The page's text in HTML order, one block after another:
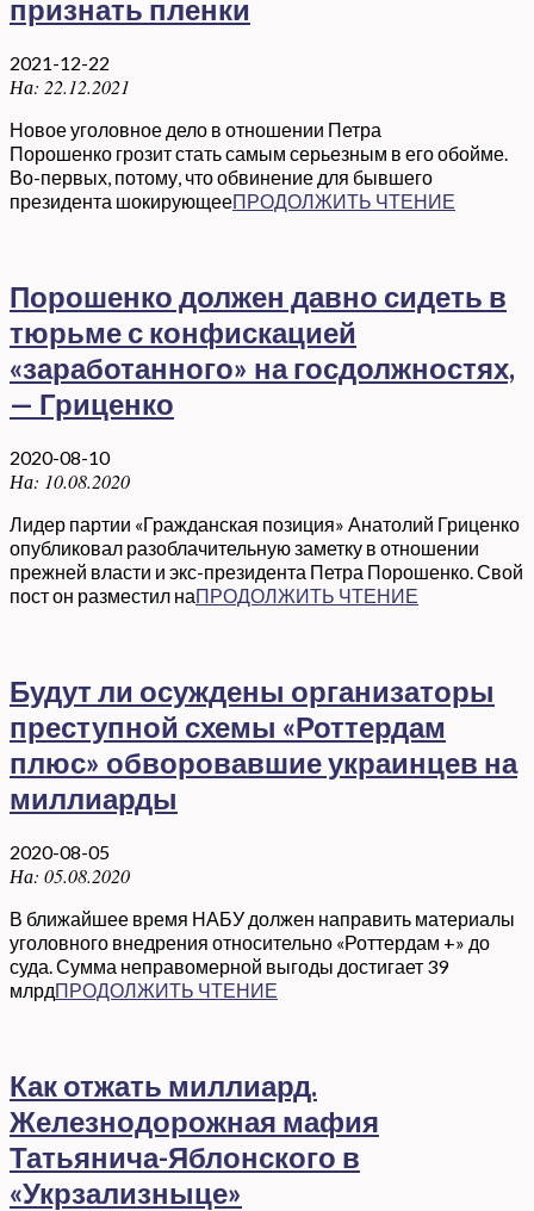
признать пленки
2021-12-22
На: 22.12.2021
Новое уголовное дело в отношении Петра
Порошенко грозит стать самым серьезным в его обойме.
Во-первых, потому, что обвинение для бывшего
президента шокирующееПРОДОЛЖИТЬ ЧТЕНИЕ
Порошенко должен давно сидеть в
тюрьме с конфискацией
«заработанного» на госдолжностях,
— Гриценко
2020-08-10
На: 10.08.2020
Лидер партии «Гражданская позиция» Анатолий Гриценко
опубликовал разоблачительную заметку в отношении
прежней власти и экс-президента Петра Порошенко. Свой
пост он разместил наПРОДОЛЖИТЬ ЧТЕНИЕ
Будут ли осуждены организаторы
преступной схемы «Роттердам
плюс» обворовавшие украинцев на
миллиарды
2020-08-05
На: 05.08.2020
В ближайшее время НАБУ должен направить материалы
уголовного внедрения относительно «Роттердам +» до
суда. Сумма неправомерной выгоды достигает 39
млрдПРОДОЛЖИТЬ ЧТЕНИЕ
Как отжать миллиард.
Железнодорожная мафия
Татьянича-Яблонского в
«Укрзализныце»